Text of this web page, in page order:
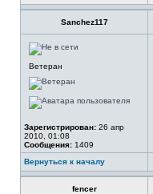
Sanchez117
Ветеран
Зарегистрирован: 26 апр
2010, 01:08
Сообщения: 1409
Вернуться к началу
fencer